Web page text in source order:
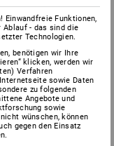
Einwandfreie Funktionen,
- das sind die
Technologien.
benötigen wir Ihre
klicken, werden wir
Verfahren
sowie Daten
zu folgenden
Angebote und
sowie
wünschen, können
gegen den Einsatz